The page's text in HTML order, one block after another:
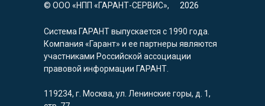
© ООО «НПП «ГАРАНТ-СЕРВИС»,
Система ГАРАНТ выпускается с 1990 года.
Компания «Гарант» и ее партнеры являются
участниками Российской ассоциации
правовой информации ГАРАНТ.
119234, г. Москва, ул. Ленинские горы, д. 1,
2026